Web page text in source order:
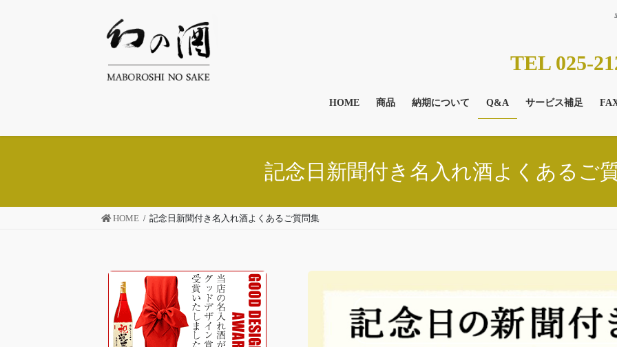
TEL 025-
HOME 商品 納期について Q&A サービス補足
記念日新聞付き名入れ酒よくあるご
HOME 記念日新聞付き名入れ酒よくあるご質問集